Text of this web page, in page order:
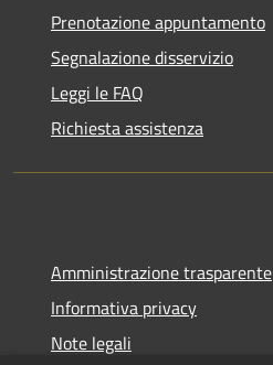
Prenotazione appuntamento
Segnalazione disservizio
Leggi le FAQ
Richiesta assistenza
Amministrazione trasparente
Informativa privacy
Note legali